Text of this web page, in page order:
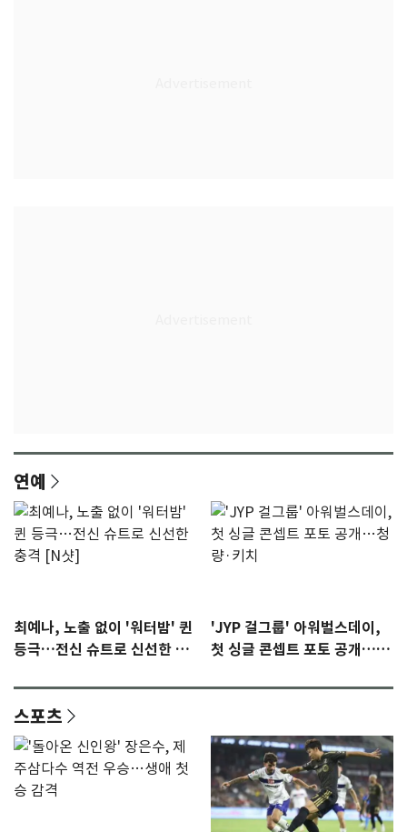
연예
최예나, 노출 없이 '워터밤' 퀸
등극…전신 슈트로 신선한 충
'JYP 걸그룹' 아워벌스데이,
첫 싱글 콘셉트 포토 공개…청
스포츠